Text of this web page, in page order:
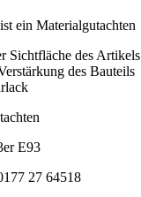
ein Materialgutachten
Sichtfläche des Artikels
des Bauteils
E93
27 64518